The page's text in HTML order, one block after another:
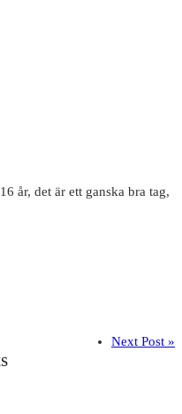
år, det är ett ganska bra tag,
Next Post »